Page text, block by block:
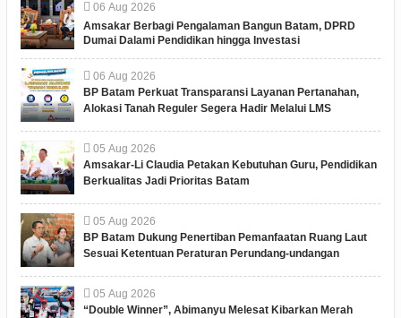
06 Aug 2026
Amsakar Berbagi Pengalaman Bangun Batam, DPRD
Dumai Dalami Pendidikan hingga Investasi
06 Aug 2026
BP Batam Perkuat Transparansi Layanan Pertanahan,
Alokasi Tanah Reguler Segera Hadir Melalui LMS
05 Aug 2026
Amsakar-Li Claudia Petakan Kebutuhan Guru, Pendidikan
Berkualitas Jadi Prioritas Batam
05 Aug 2026
BP Batam Dukung Penertiban Pemanfaatan Ruang Laut
Sesuai Ketentuan Peraturan Perundang-undangan
05 Aug 2026
“Double Winner”, Abimanyu Melesat Kibarkan Merah